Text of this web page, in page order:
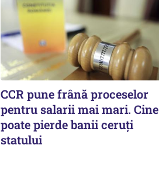
CCR pune frână proceselor
pentru salarii mai mari. Cine
poate pierde banii ceruți
statului